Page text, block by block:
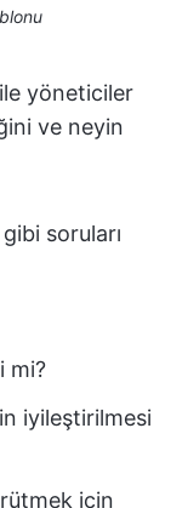
ile yöneticiler
ve neyin
soruları
mi?
iyileştirilmesi
için